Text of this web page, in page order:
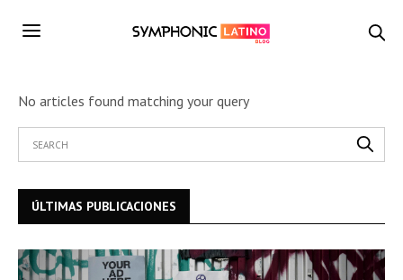
No articles found matching your query
ÚLTIMAS PUBLICACIONES